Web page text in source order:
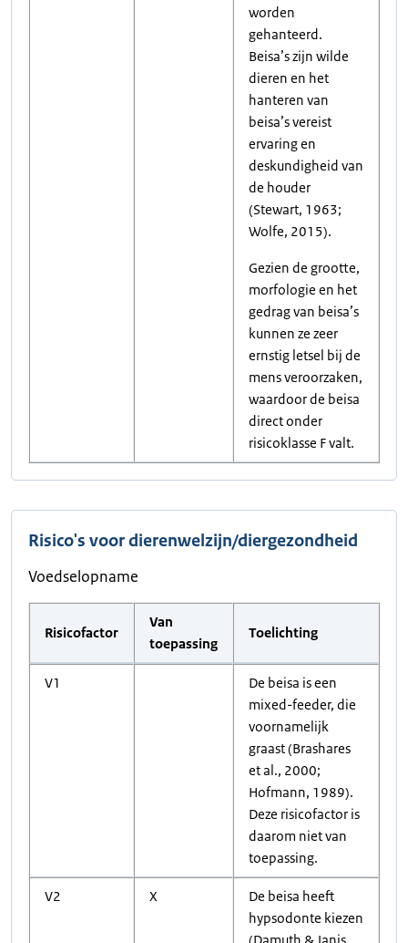
worden
gehanteerd.
Beisa’s zijn wilde
dieren en het
hanteren van
beisa’s vereist
ervaring en
deskundigheid van
de houder
(Stewart, 1963;
Wolfe, 2015).
Gezien de grootte,
morfologie en het
gedrag van beisa’s
kunnen ze zeer
ernstig letsel bij de
mens veroorzaken,
waardoor de beisa
direct onder
risicoklasse F valt.
Risico's voor dierenwelzijn/diergezondheid
Voedselopname
Risicofactor
Van
toepassing
Toelichting
V1
De beisa is een
mixed-feeder, die
voornamelijk
graast (Brashares
et al., 2000;
Hofmann, 1989).
Deze risicofactor is
daarom niet van
toepassing.
V2 X
De beisa heeft
hypsodonte kiezen